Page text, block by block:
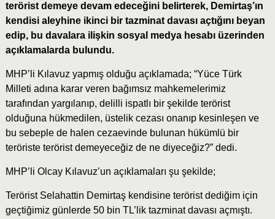
terörist demeye devam edeceğini belirterek, Demirtaş’ın
kendisi aleyhine ikinci bir tazminat davası açtığını beyan
edip, bu davalara ilişkin sosyal medya hesabı üzerinden
açıklamalarda bulundu.
MHP’li Kılavuz yapmış olduğu açıklamada; “Yüce Türk
Milleti adına karar veren bağımsız mahkemelerimiz
tarafından yargılanıp, delilli ispatlı bir şekilde terörist
olduğuna hükmedilen, üstelik cezası onanıp kesinleşen ve
bu sebeple de halen cezaevinde bulunan hükümlü bir
teröriste terörist demeyeceğiz de ne diyeceğiz?” dedi.
MHP’li Olcay Kılavuz’un açıklamaları şu şekilde;
Terörist Selahattin Demirtaş kendisine terörist dediğim için
geçtiğimiz günlerde 50 bin TL’lik tazminat davası açmıştı.